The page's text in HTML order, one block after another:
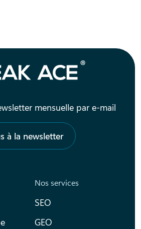
mensuelle par e-mail
à la newsletter
Nos services
SEO
GEO